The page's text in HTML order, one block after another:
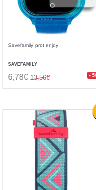
Savefamily prot enjoy
SAVEFAMILY
6,78€ 13,56€ -